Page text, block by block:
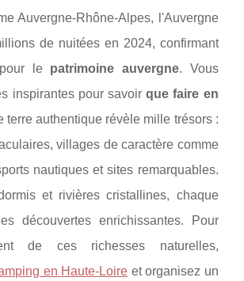
Auvergne-Rhône-Alpes, l'Auvergne
de nuitées en 2024, confirmant
le patrimoine auvergne. Vous
inspirantes pour savoirque faire en
terre authentique révèle mille trésors :
villages de caractère comme
nautiques et sites remarquables.
et rivières cristallines, chaque
découvertes enrichissantes. Pour
de ces richesses naturelles,
en Haute-Loire et organisez un